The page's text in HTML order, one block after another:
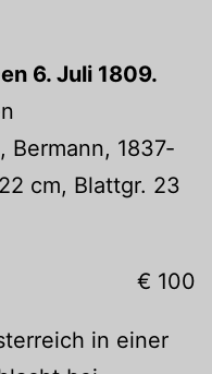
6. Juli 1809.
1837‐
cm, Blattgr. 23
€ 100
in einer